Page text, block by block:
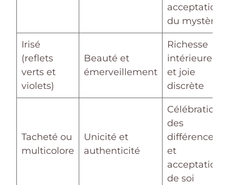
acceptation
du mystère
Irisé
(reflets
verts et
violets)
Beauté et
émerveillement
Richesse
intérieure
et joie
discrète
Tacheté ou
multicolore
Unicité et
authenticité
Célébration
des
différences
et
acceptation
de soi